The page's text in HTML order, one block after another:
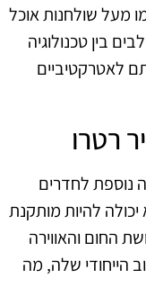
מעל שולחנות אוכל
בין טכנולוגיה
לאטרקטיביים
רטרו
נוספת לחדרים
יכולה להיות מותקנת
החום והאווירה
הייחודי שלה, מה